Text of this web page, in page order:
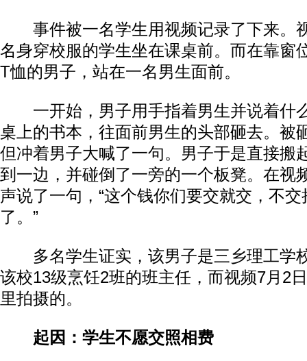
事件被一名学生用视频记录了下来。
名身穿校服的学生坐在课桌前。而在靠窗
T恤的男子，站在一名男生面前。
一开始，男子用手指着男生并说着什
桌上的书本，往面前男生的头部砸去。被
但冲着男子大喊了一句。男子于是直接搬
到一边，并碰倒了一旁的一个板凳。在视
声说了一句，“这个钱你们要交就交，不
了。”
多名学生证实，该男子是三乡理工学
该校13级烹饪2班的班主任，而视频7月2
里拍摄的。
起因：学生不愿交照相费